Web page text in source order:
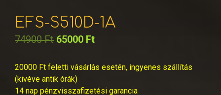
EFS-S510D-1A
74900Ft 65000 Ft
20000 Ft feletti vásárlás esetén, ingyenes szállítás
(kivéve antik órák)
14 nap pénzvisszafizetési garancia